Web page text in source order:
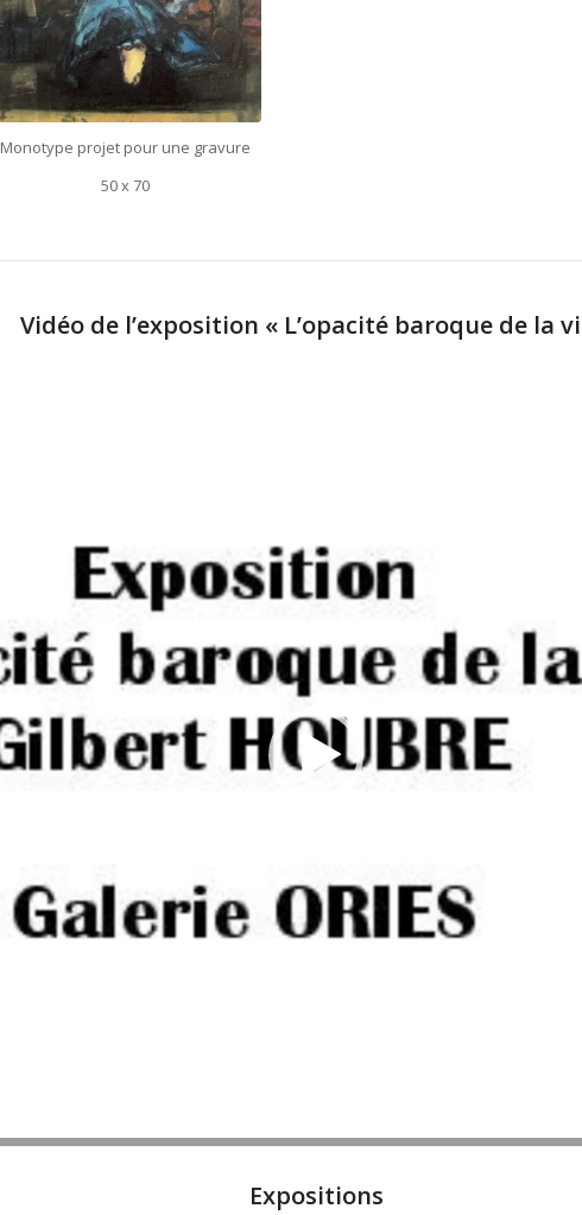
Monotype projet pour une gravure
50 x 70
Vidéo de l’exposition « L’opacité baroque de la
Expositions